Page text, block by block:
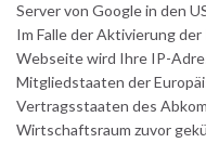
Server von Google in den
Im Falle der Aktivierung
Webseite wird Ihre IP-
Mitgliedstaaten der
Vertragsstaaten des
Wirtschaftsraum zuvor